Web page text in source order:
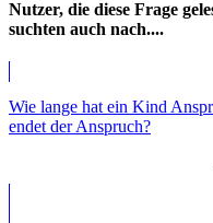
Nutzer, die diese Frage
suchten auch nach....
Wie lange hat ein Kind
endet der Anspruch?